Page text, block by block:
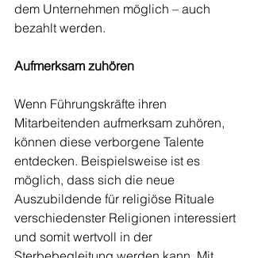
dem Unternehmen möglich – auch
bezahlt werden.
Aufmerksam zuhören
Wenn Führungskräfte ihren
Mitarbeitenden aufmerksam zuhören,
können diese verborgene Talente
entdecken. Beispielsweise ist es
möglich, dass sich die neue
Auszubildende für religiöse Rituale
verschiedenster Religionen interessiert
und somit wertvoll in der